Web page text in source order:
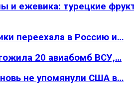
и ежевика: турецкие
переехала в Россию и…
20 авиабомб ВСУ,…
не упомянули США в…